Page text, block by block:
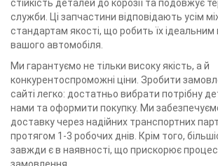
стійкість деталей до корозії та подовжує
служби. Ці запчастини відповідають усім
стандартам якості, що робить їх
вашого автомобіля.
Ми гарантуємо не тільки високу якість, а й
конкурентоспроможні ціни. Зробити
сайті легко: достатньо вибрати потрібну
нами та оформити покупку. Ми
доставку через надійних транспортних
протягом 1-3 робочих днів. Крім того,
завжди є в наявності, що прискорює